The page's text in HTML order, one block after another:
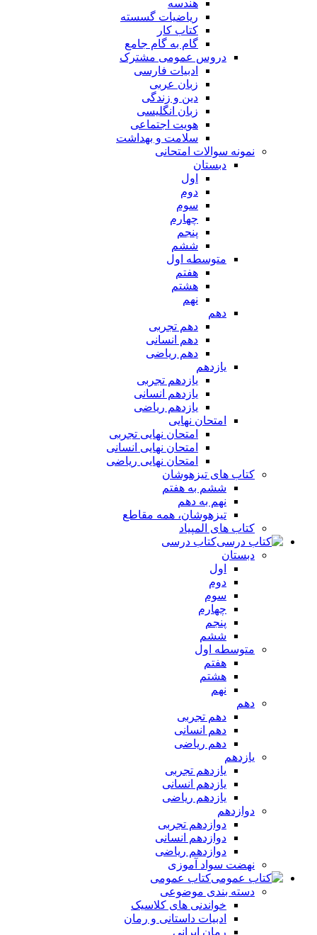
هندسه
ریاضیات گسسته
کتاب کار
گام به گام جامع
دروس عمومی مشترک
ادبیات فارسی
زبان عربی
دین و زندگی
زبان انگلیسی
هویت اجتماعی
سلامت و بهداشت
نمونه سوالات امتحانی
دبستان
اول
دوم
سوم
چهارم
پنجم
ششم
متوسطه اول
هفتم
هشتم
نهم
دهم
دهم تجربی
دهم انسانی
دهم ریاضی
یازدهم
یازدهم تجربی
یازدهم انسانی
یازدهم ریاضی
امتحان نهایی
امتحان نهایی تجربی
امتحان نهایی انسانی
امتحان نهایی ریاضی
کتاب های تیزهوشان
ششم به هفتم
نهم به دهم
تیزهوشان، همه مقاطع
کتاب های المپیاد
کتاب درسی
دبستان
اول
دوم
سوم
چهارم
پنجم
ششم
متوسطه اول
هفتم
هشتم
نهم
دهم
دهم تجربی
دهم انسانی
دهم ریاضی
یازدهم
یازدهم تجربی
یازدهم انسانی
یازدهم ریاضی
دوازدهم
دوازدهم تجربی
دوازدهم انسانی
دوازدهم ریاضی
نهضت سواد آموزی
کتاب عمومی
دسته بندی موضوعی
خواندنی های کلاسیک
ادبیات داستانی و رمان
رمان ایرانی